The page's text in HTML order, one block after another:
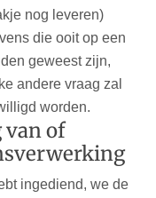
nog leveren)
die ooit op een
geweest zijn,
andere vraag zal
worden.
of
ingediend, we de